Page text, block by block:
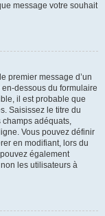
message votre souhait
premier message d’un
dessous du formulaire
il est probable que
Saisissez le titre du
adéquats,
Vous pouvez définir
en modifiant, lors du
également
les utilisateurs à